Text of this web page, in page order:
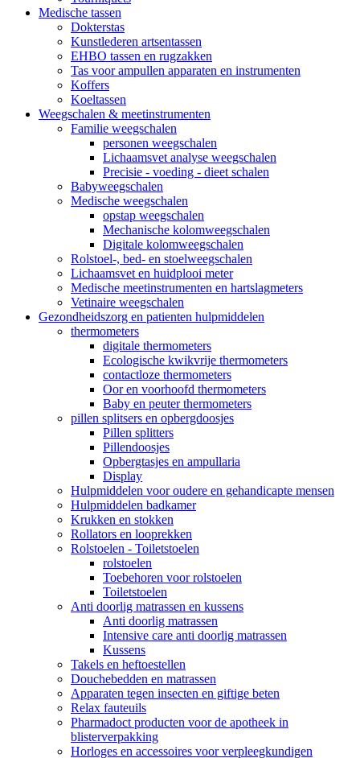
Medische tassen
Dokterstas
Kunstlederen artsentassen
EHBO tassen en rugzakken
Tas voor ampullen apparaten en instrumenten
Koffers
Koeltassen
Weegschalen & meetinstrumenten
Familie weegschalen
personen weegschalen
Lichaamsvet analyse weegschalen
Precisie - voeding - dieet schalen
Babyweegschalen
Medische weegschalen
opstap weegschalen
Mechanische kolomweegschalen
Digitale kolomweegschalen
Rolstoel-, bed- en stoelweegschalen
Lichaamsvet en huidplooi meter
Medische meetinstrumenten en hartslagmeters
Vetinaire weegschalen
Gezondheidszorg en patienten hulpmiddelen
thermometers
digitale thermometers
Ecologische kwikvrije thermometers
contactloze thermometers
Oor en voorhoofd thermometers
Baby en peuter thermometers
pillen splitsers en opbergdoosjes
Pillen splitters
Pillendoosjes
Opbergtasjes en ampullaria
Display
Hulpmiddelen voor oudere en gehandicapte mensen
Hulpmiddelen badkamer
Krukken en stokken
Rollators en looprekken
Rolstoelen - Toiletstoelen
rolstoelen
Toebehoren voor rolstoelen
Toiletstoelen
Anti doorlig matrassen en kussens
Anti doorlig matrassen
Intensive care anti doorlig matrassen
Kussens
Takels en heftoestellen
Douchebedden en matrassen
Apparaten tegen insecten en giftige beten
Relax fauteuils
Pharmadoct producten voor de apotheek in
blisterverpakking
Horloges en accessoires voor verpleegkundigen